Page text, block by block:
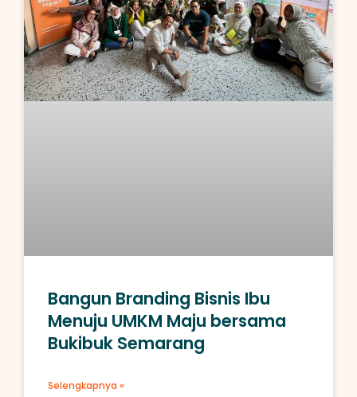
Bangun Branding Bisnis Ibu
Menuju UMKM Maju bersama
Bukibuk Semarang
Selengkapnya »